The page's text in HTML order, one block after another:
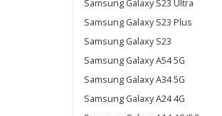
Samsung Galaxy S23 Ultra
Samsung Galaxy S23 Plus
Samsung Galaxy S23
Samsung Galaxy A54 5G
Samsung Galaxy A34 5G
Samsung Galaxy A24 4G